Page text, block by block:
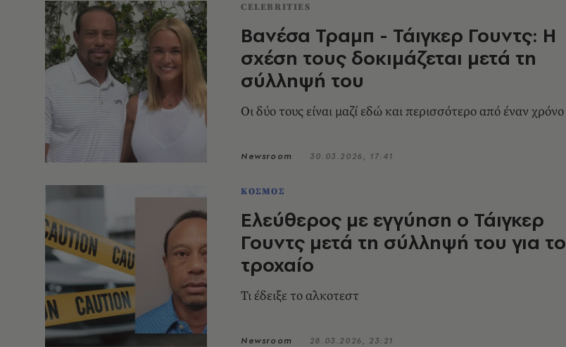
CELEBRITIES
Βανέσα Τραμπ - Τάιγκερ Γουντς: Η
σχέση τους δοκιμάζεται μετά τη
σύλληψή του
Οι δύο τους είναι μαζί εδώ και περισσότερο από έναν χρόνο
Newsroom 30.03.2026, 17:41
ΚΟΣΜΟΣ
Ελεύθερος με εγγύηση ο Τάιγκερ
Γουντς μετά τη σύλληψή του για το
τροχαίο
Τι έδειξε το αλκοτεστ
Newsroom 28.03.2026, 23:21